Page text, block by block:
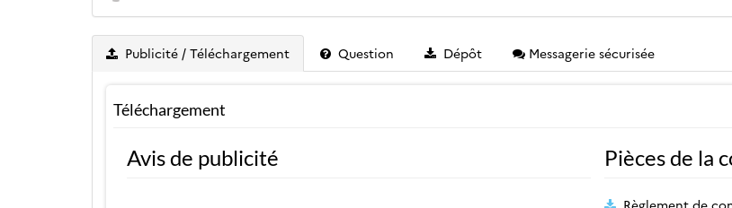
Publicité / Téléchargement Question Dépôt Messagerie sécurisée
Téléchargement
Avis de publicité Pièces de la
Règlement de